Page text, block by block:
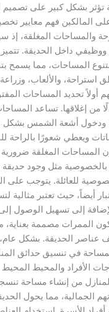
تؤثر بشكل كبير على تصميم
المالكين فهم معايير
والمساحات المغلقة،
داخل الحديقة.
بتنوع المساحات، مما يسمح
استراحة، والألعاب، وزراعة
أولاً تحديد المساحات
من إغلاقها. تساعد
ودخول أشعة الشمس
ويعطي شعورًا بالراحة
المساحات المغلقة
بالخصوصية مثل وجود حديقة
للعائلة. يتوجب على
أيضاً، حيث تعتبر مثالية
إلى تسهيل الوصول
الممرات مصممة بعناية،
عناصر الحديقة. بشكل
في تنسيق حدائق
الأفراد والمحيط
من إنشاء مساحة
الجمالية، مما يحول